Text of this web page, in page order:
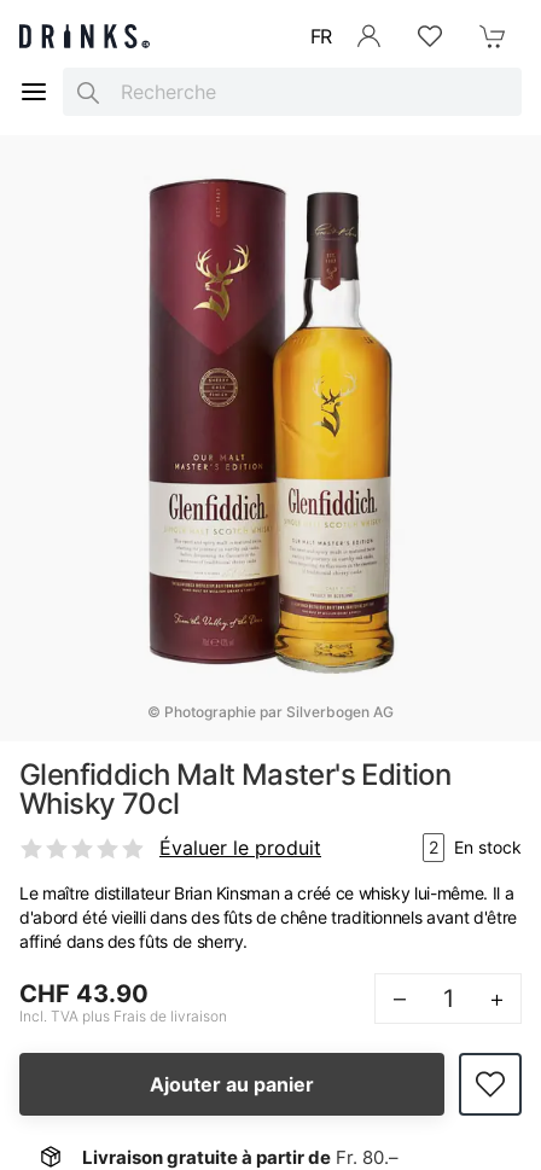
FR
Search
© Photographie par Silverbogen AG
Glenfiddich Malt Master's Edition
Whisky 70cl
Évaluer le produit 2 En stock
Le maître distillateur Brian Kinsman a créé ce whisky lui-même. Il a
d'abord été vieilli dans des fûts de chêne traditionnels avant d'être
affiné dans des fûts de sherry.
CHF 43.90
Incl. TVA plus Frais de livraison
– +
Ajouter au panier
Livraison gratuite à partir de Fr. 80.–